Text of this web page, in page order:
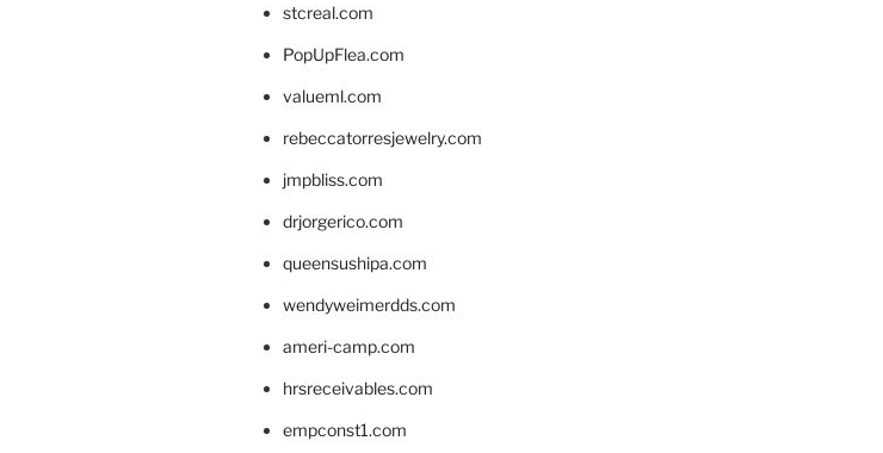
stcreal.com
PopUpFlea.com
valueml.com
rebeccatorresjewelry.com
jmpbliss.com
drjorgerico.com
queensushipa.com
wendyweimerdds.com
ameri-camp.com
hrsreceivables.com
empconst1.com